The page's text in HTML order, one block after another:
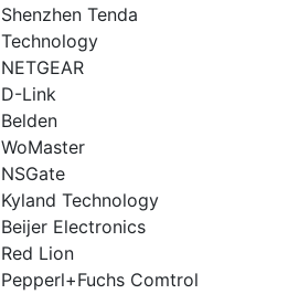
Shenzhen Tenda
Technology
NETGEAR
D-Link
Belden
WoMaster
NSGate
Kyland Technology
Beijer Electronics
Red Lion
Pepperl+Fuchs Comtrol